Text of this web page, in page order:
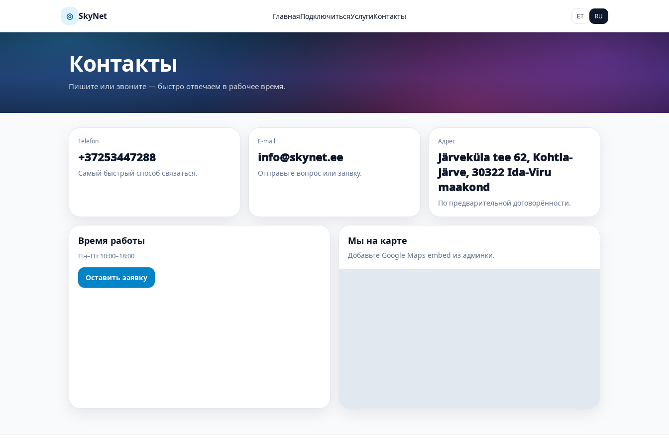
◎ SkyNet ГлавнаяПодключитьсяУслугиКонтакты ET RU
Контакты
Пишите или звоните — быстро отвечаем в рабочее время.
Telefon
+37253447288
Самый быстрый способ связаться.
E-mail
info@skynet.ee
Отправьте вопрос или заявку.
Адрес
Järveküla tee 62, Kohtla-
Järve, 30322 Ida-Viru
maakond
По предварительной договорённости.
Время работы
Пн–Пт 10:00–18:00
Оставить заявку
Мы на карте
Добавьте Google Maps embed из админки.